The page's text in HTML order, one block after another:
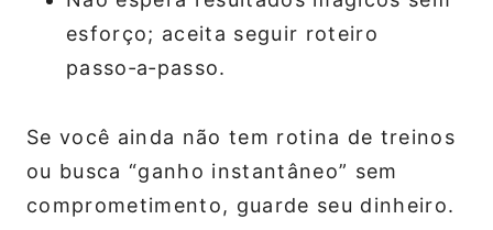
esforço; aceita seguir roteiro
passo‑a‑passo.
Se você ainda não tem rotina de treinos
ou busca “ganho instantâneo” sem
comprometimento, guarde seu dinheiro.